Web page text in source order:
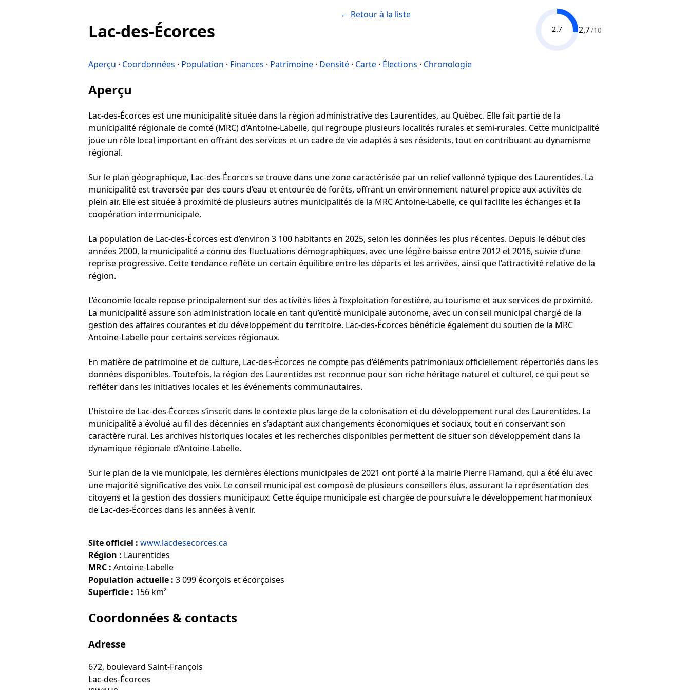
Lac-des-Écorces
← Retour à la liste
2.7 2,7/10
Aperçu · Coordonnées · Population · Finances · Patrimoine · Densité · Carte · Élections · Chronologie
Aperçu
Lac-des-Écorces est une municipalité située dans la région administrative des Laurentides, au Québec. Elle fait partie de la
municipalité régionale de comté (MRC) d’Antoine-Labelle, qui regroupe plusieurs localités rurales et semi-rurales. Cette municipalité
joue un rôle local important en offrant des services et un cadre de vie adaptés à ses résidents, tout en contribuant au dynamisme
régional.
Sur le plan géographique, Lac-des-Écorces se trouve dans une zone caractérisée par un relief vallonné typique des Laurentides. La
municipalité est traversée par des cours d’eau et entourée de forêts, offrant un environnement naturel propice aux activités de
plein air. Elle est située à proximité de plusieurs autres municipalités de la MRC Antoine-Labelle, ce qui facilite les échanges et la
coopération intermunicipale.
La population de Lac-des-Écorces est d’environ 3 100 habitants en 2025, selon les données les plus récentes. Depuis le début des
années 2000, la municipalité a connu des fluctuations démographiques, avec une légère baisse entre 2012 et 2016, suivie d’une
reprise progressive. Cette tendance reflète un certain équilibre entre les départs et les arrivées, ainsi que l’attractivité relative de la
région.
L’économie locale repose principalement sur des activités liées à l’exploitation forestière, au tourisme et aux services de proximité.
La municipalité assure son administration locale en tant qu’entité municipale autonome, avec un conseil municipal chargé de la
gestion des affaires courantes et du développement du territoire. Lac-des-Écorces bénéficie également du soutien de la MRC
Antoine-Labelle pour certains services régionaux.
En matière de patrimoine et de culture, Lac-des-Écorces ne compte pas d’éléments patrimoniaux officiellement répertoriés dans les
données disponibles. Toutefois, la région des Laurentides est reconnue pour son riche héritage naturel et culturel, ce qui peut se
refléter dans les initiatives locales et les événements communautaires.
L’histoire de Lac-des-Écorces s’inscrit dans le contexte plus large de la colonisation et du développement rural des Laurentides. La
municipalité a évolué au fil des décennies en s’adaptant aux changements économiques et sociaux, tout en conservant son
caractère rural. Les archives historiques locales et les recherches disponibles permettent de situer son développement dans la
dynamique régionale d’Antoine-Labelle.
Sur le plan de la vie municipale, les dernières élections municipales de 2021 ont porté à la mairie Pierre Flamand, qui a été élu avec
une majorité significative des voix. Le conseil municipal est composé de plusieurs conseillers élus, assurant la représentation des
citoyens et la gestion des dossiers municipaux. Cette équipe municipale est chargée de poursuivre le développement harmonieux
de Lac-des-Écorces dans les années à venir.
Site officiel : www.lacdesecorces.ca
Région : Laurentides
MRC : Antoine-Labelle
Population actuelle : 3 099 écorçois et écorçoises
Superficie : 156 km²
Coordonnées & contacts
Adresse
672, boulevard Saint-François
Lac-des-Écorces